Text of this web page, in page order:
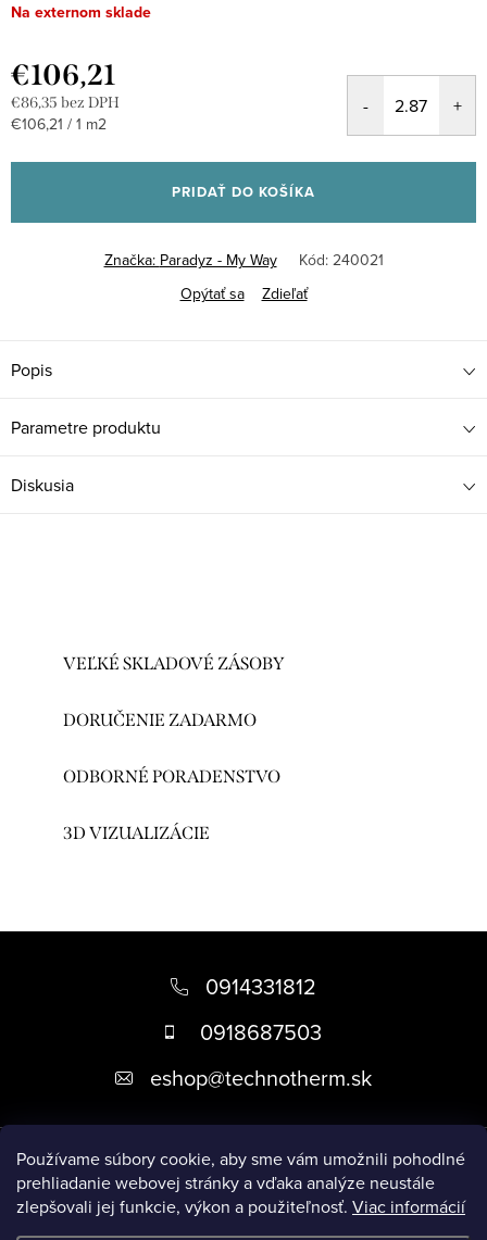
Používame súbory cookie, aby sme vám umožnili pohodlné
prehliadanie webovej stránky a vďaka analýze neustále
zlepšovali jej funkcie, výkon a použiteľnosť. Viac informácií
Na externom sklade
€106,21
€86,35 bez DPH
Jednotková
€106,21 / 1 m2
PRIDAŤ DO KOŠÍKA
Značka: Paradyz - My Way Kód: 240021
Opýtať sa
Zdieľať
Popis
Parametre produktu
Diskusia
VEĽKÉ SKLADOVÉ ZÁSOBY
DORUČENIE ZADARMO
ODBORNÉ PORADENSTVO
3D VIZUALIZÁCIE
i
0914331812
0918687503
eshop@technotherm.sk
Informácie
Prijímame online platby